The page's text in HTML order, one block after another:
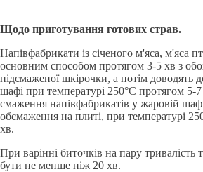
Щодо приготування готових страв.
Напiвфабрикати iз сiченого м'яса, м'яса
основним способом протягом 3-5 хв з
пiд­смаженої шкiрочки, а потiм доводять
шафi при температурi 250°C протягом 5-7
смаження напiвфабрикатiв у жаровiй
обсмаження на плитi, при температурi
хв.
При варіннi биточкiв на пару тривалiсть
бути не менше нiж 20 хв.